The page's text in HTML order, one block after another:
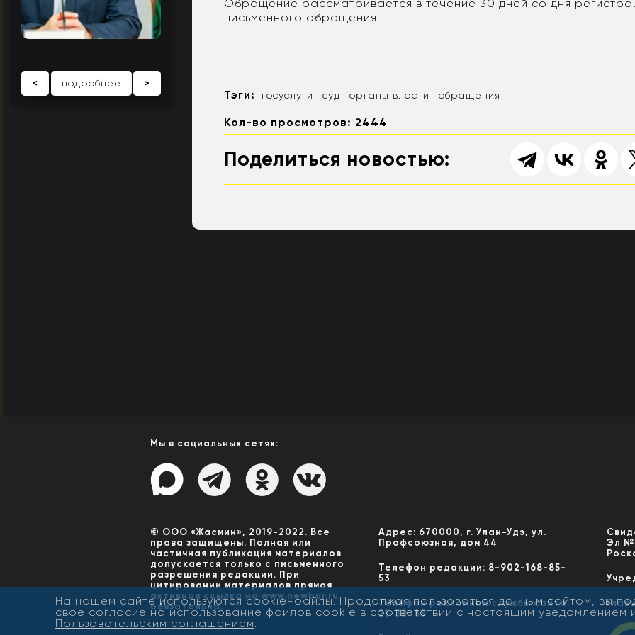
< подробнее >
Обращение рассматривается в течение 30 дней со дня
письменного обращения.
Тэги: госуслуги суд органы власти обращения
Кол-во просмотров: 2444
Поделиться новостью:
Мы в социальных сетях:
© ООО «Жасмин», 2019-2022. Все
права защищены. Полная или
частичная публикация материалов
допускается только с письменного
разрешения редакции. При
цитировании материалов прямая
активная ссылка на www.newbur.ru
обязательна.
Адрес: 670000, г. Улан-Удэ, ул.
Профсоюзная, дом 44
Телефон редакции: 8-902-168-85-
53
Телефон рекламной службы сайта:
21-30-85
Эл №
На нашем сайте используются cookie-файлы. Продолжая пользоваться данным сайтом, вы
свое согласие на использование файлов cookie в соответствии с настоящим уведомлением
Пользовательским соглашением.